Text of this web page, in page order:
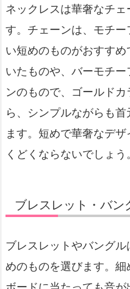
ネックレスは華奢なチ
す。チェーンは、モチ
い短めのものがおすす
いたものや、バーモチ
ンのもので、ゴールド
ら、シンプルながらも
ます。短めで華奢なデ
くどくならないでしょう
ブレスレット・バン
ブレスレットやバング
めのものを選びます。